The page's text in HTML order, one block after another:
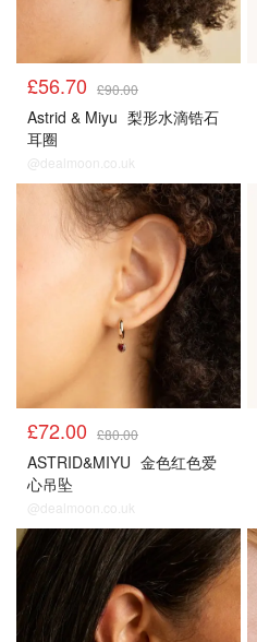
£56.70 £90.00
Astrid & Miyu 梨形水滴锆石
耳圈
@dealmoon.co.uk
£72.00 £80.00
ASTRID&MIYU 金色红色爱
心吊坠
@dealmoon.co.uk